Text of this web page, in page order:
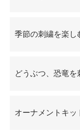
季節の刺繍を楽し
どうぶつ、恐竜を
オーナメントキッ